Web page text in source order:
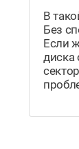
В
Без
Если
диска